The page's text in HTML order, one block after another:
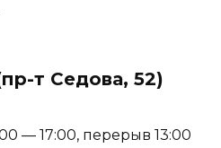
т Седова, 52)
— 17:00, перерыв 13:00